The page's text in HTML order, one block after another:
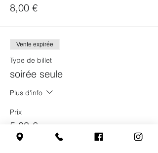
8,00 €
Vente expirée
Type de billet
soirée seule
Plus d'info
Prix
5,00 €